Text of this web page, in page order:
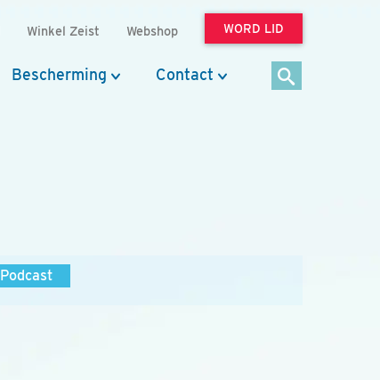
Winkel Zeist Webshop WORD LID
Bescherming Contact
Podcast